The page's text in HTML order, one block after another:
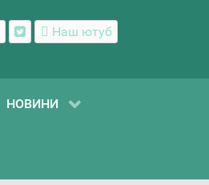
Наш ютуб
НОВИНИ